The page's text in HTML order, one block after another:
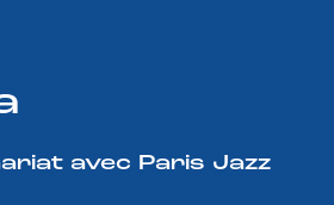
avec Paris Jazz